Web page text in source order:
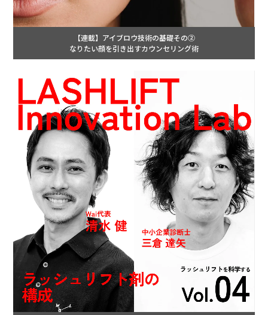
【連載】アイブロウ技術の基礎その②
なりたい顔を引き出すカウンセリング術